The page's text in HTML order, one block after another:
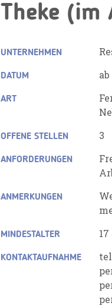
Theke (im
UNTERNEHMEN
DATUM
ART
OFFENE STELLEN 3
ANFORDERUNGEN
ANMERKUNGEN
MINDESTALTER
KONTAKTAUFNAHME